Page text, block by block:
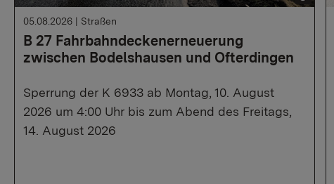
B 27 Fahrbahndeckenerneuerung
zwischen Bodelshausen und Ofterdingen
05.08.2026 | Straßen
Sperrung der K 6933 ab Montag, 10. August
2026 um 4:00 Uhr bis zum Abend des Freitags,
14. August 2026